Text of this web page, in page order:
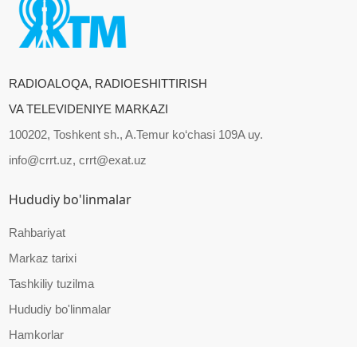
RADIOALOQA, RADIOESHITTIRISH
VA TELEVIDENIYE MARKAZI
100202, Toshkent sh., A.Temur ko‘chasi 109A uy.
info@crrt.uz, crrt@exat.uz
Hududiy bo'linmalar
Rahbariyat
Markaz tarixi
Tashkiliy tuzilma
Hududiy bo'linmalar
Hamkorlar